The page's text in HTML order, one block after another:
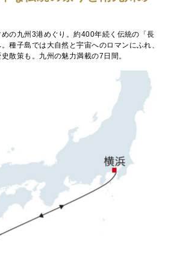
の九州3港めぐり。約400年続く伝統の「長
種子島では大自然と宇宙へのロマンにふれ、
散策も。九州の魅力満載の7日間。